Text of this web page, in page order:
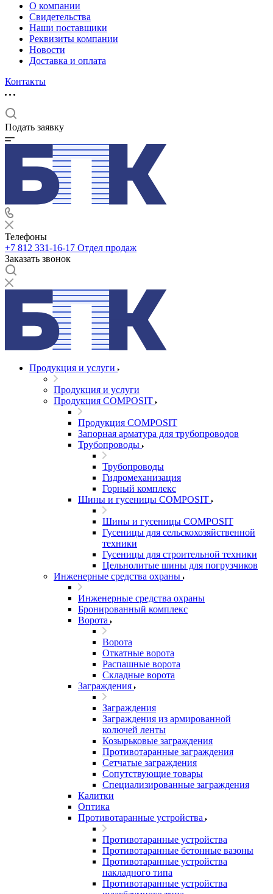
О компании
Свидетельства
Наши поставщики
Реквизиты компании
Новости
Доставка и оплата
Контакты
Подать заявку
Телефоны
+7 812 331-16-17 Отдел продаж
Заказать звонок
Продукция и услуги
Продукция и услуги
Продукция COMPOSIT
Продукция COMPOSIT
Запорная арматура для трубопроводов
Трубопроводы
Трубопроводы
Гидромеханизация
Горный комплекс
Шины и гусеницы COMPOSIT
Шины и гусеницы COMPOSIT
Гусеницы для сельскохозяйственной
техники
Гусеницы для строительной техники
Цельнолитые шины для погрузчиков
Инженерные средства охраны
Инженерные средства охраны
Бронированный комплекс
Ворота
Ворота
Откатные ворота
Распашные ворота
Складные ворота
Заграждения
Заграждения
Заграждения из армированной
колючей ленты
Козырьковые заграждения
Противотаранные заграждения
Сетчатые заграждения
Сопутствующие товары
Специализированные заграждения
Калитки
Оптика
Противотаранные устройства
Противотаранные устройства
Противотаранные бетонные вазоны
Противотаранные устройства
накладного типа
Противотаранные устройства